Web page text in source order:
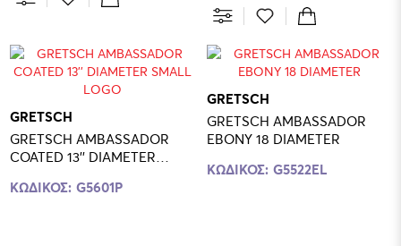
GRETSCH
GRETSCH AMBASSADOR
COATED 13'' DIAMETER
ΚΩΔΙΚΟΣ: G5601P
GRETSCH
GRETSCH AMBASSADOR
EBONY 18 DIAMETER
ΚΩΔΙΚΟΣ: G5522EL